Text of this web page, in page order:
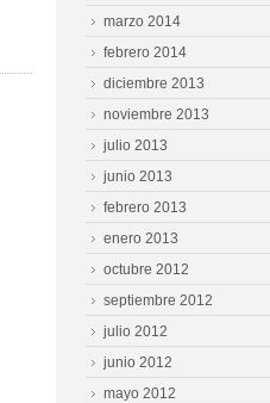
marzo 2014
febrero 2014
diciembre 2013
noviembre 2013
julio 2013
junio 2013
febrero 2013
enero 2013
octubre 2012
septiembre 2012
julio 2012
junio 2012
mayo 2012